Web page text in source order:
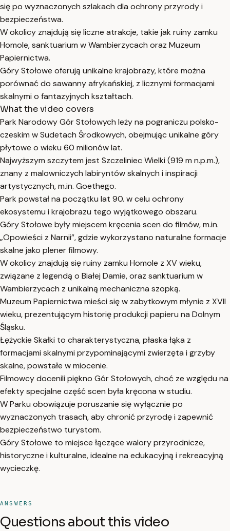
się po wyznaczonych szlakach dla ochrony przyrody i
bezpieczeństwa.
W okolicy znajdują się liczne atrakcje, takie jak ruiny zamku
Homole, sanktuarium w Wambierzycach oraz Muzeum
Papiernictwa.
Góry Stołowe oferują unikalne krajobrazy, które można
porównać do sawanny afrykańskiej, z licznymi formacjami
skalnymi o fantazyjnych kształtach.
What the video covers
Park Narodowy Gór Stołowych leży na pograniczu polsko-
czeskim w Sudetach Środkowych, obejmując unikalne góry
płytowe o wieku 60 milionów lat.
Najwyższym szczytem jest Szczeliniec Wielki (919 m n.p.m.),
znany z malowniczych labiryntów skalnych i inspiracji
artystycznych, m.in. Goethego.
Park powstał na początku lat 90. w celu ochrony
ekosystemu i krajobrazu tego wyjątkowego obszaru.
Góry Stołowe były miejscem kręcenia scen do filmów, m.in.
„Opowieści z Narnii”, gdzie wykorzystano naturalne formacje
skalne jako plener filmowy.
W okolicy znajdują się ruiny zamku Homole z XV wieku,
związane z legendą o Białej Damie, oraz sanktuarium w
Wambierzycach z unikalną mechaniczna szopką.
Muzeum Papiernictwa mieści się w zabytkowym młynie z XVII
wieku, prezentującym historię produkcji papieru na Dolnym
Śląsku.
Łężyckie Skałki to charakterystyczna, płaska łąka z
formacjami skalnymi przypominającymi zwierzęta i grzyby
skalne, powstałe w miocenie.
Filmowcy docenili piękno Gór Stołowych, choć ze względu na
efekty specjalne część scen była kręcona w studiu.
W Parku obowiązuje poruszanie się wyłącznie po
wyznaczonych trasach, aby chronić przyrodę i zapewnić
bezpieczeństwo turystom.
Góry Stołowe to miejsce łączące walory przyrodnicze,
historyczne i kulturalne, idealne na edukacyjną i rekreacyjną
wycieczkę.
ANSWERS
Questions about this video